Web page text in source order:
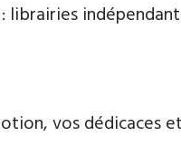
vos dédicaces